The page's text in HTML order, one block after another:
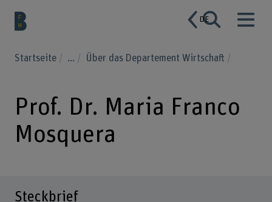
DE
Startseite ... Über das Departement Wirtschaft
Prof. Dr. Maria Franco
Mosquera
Steckbrief